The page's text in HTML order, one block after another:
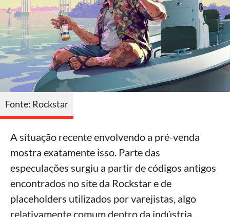
Fonte: Rockstar
A situação recente envolvendo a pré-venda
mostra exatamente isso. Parte das
especulações surgiu a partir de códigos antigos
encontrados no site da Rockstar e de
placeholders utilizados por varejistas, algo
relativamente comum dentro da indústria.